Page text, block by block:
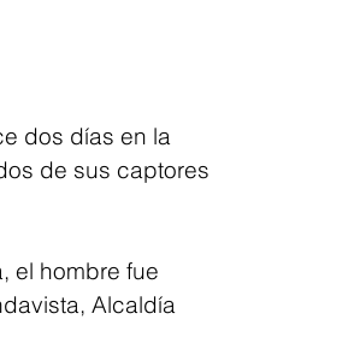
dos días en la
de sus captores
el hombre fue
Alcaldía